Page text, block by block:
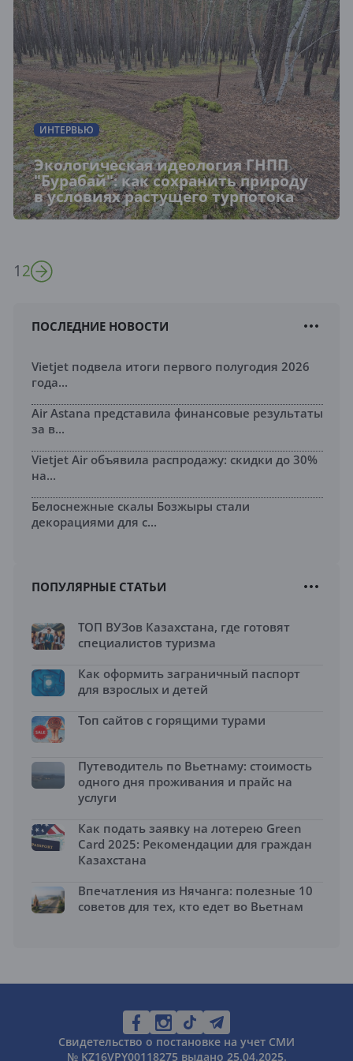
ИНТЕРВЬЮ
Экологическая идеология ГНПП
"Бурабай": как сохранить природу
в условиях растущего турпотока
12
ПОСЛЕДНИЕ НОВОСТИ
Vietjet подвела итоги первого полугодия 2026
года...
Air Astana представила финансовые результаты
за в...
Vietjet Air объявила распродажу: скидки до 30%
на...
Белоснежные скалы Бозжыры стали
декорациями для с...
ПОПУЛЯРНЫЕ СТАТЬИ
ТОП ВУЗов Казахстана, где готовят
специалистов туризма
Как оформить заграничный паспорт
для взрослых и детей
Топ сайтов с горящими турами
Путеводитель по Вьетнаму: стоимость
одного дня проживания и прайс на
услуги
Как подать заявку на лотерею Green
Card 2025: Рекомендации для граждан
Казахстана
Впечатления из Нячанга: полезные 10
советов для тех, кто едет во Вьетнам
Свидетельство о постановке на учет СМИ
№ KZ16VPY00118275 выдано 25.04.2025.